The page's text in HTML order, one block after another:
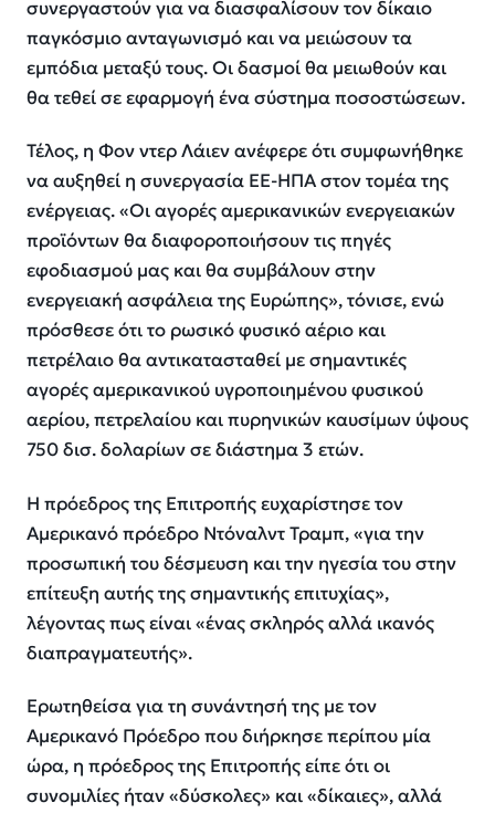
συνεργαστούν για να διασφαλίσουν τον δίκαιο
παγκόσμιο ανταγωνισμό και να μειώσουν τα
εμπόδια μεταξύ τους. Οι δασμοί θα μειωθούν και
θα τεθεί σε εφαρμογή ένα σύστημα ποσοστώσεων.
Τέλος, η Φον ντερ Λάιεν ανέφερε ότι συμφωνήθηκε
να αυξηθεί η συνεργασία ΕΕ-ΗΠΑ στον τομέα της
ενέργειας. «Οι αγορές αμερικανικών ενεργειακών
προϊόντων θα διαφοροποιήσουν τις πηγές
εφοδιασμού μας και θα συμβάλουν στην
ενεργειακή ασφάλεια της Ευρώπης», τόνισε, ενώ
πρόσθεσε ότι το ρωσικό φυσικό αέριο και
πετρέλαιο θα αντικατασταθεί με σημαντικές
αγορές αμερικανικού υγροποιημένου φυσικού
αερίου, πετρελαίου και πυρηνικών καυσίμων ύψους
750 δισ. δολαρίων σε διάστημα 3 ετών.
Η πρόεδρος της Επιτροπής ευχαρίστησε τον
Αμερικανό πρόεδρο Ντόναλντ Τραμπ, «για την
προσωπική του δέσμευση και την ηγεσία του στην
επίτευξη αυτής της σημαντικής επιτυχίας»,
λέγοντας πως είναι «ένας σκληρός αλλά ικανός
διαπραγματευτής».
Ερωτηθείσα για τη συνάντησή της με τον
Αμερικανό Πρόεδρο που διήρκησε περίπου μία
ώρα, η πρόεδρος της Επιτροπής είπε ότι οι
συνομιλίες ήταν «δύσκολες» και «δίκαιες», αλλά